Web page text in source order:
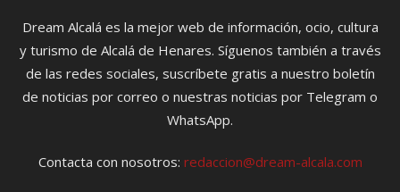
Dream Alcalá es la mejor web de información, ocio, cultura
y turismo de Alcalá de Henares. Síguenos también a través
de las redes sociales, suscríbete gratis a nuestro boletín
de noticias por correo o nuestras noticias por Telegram o
WhatsApp.
Contacta con nosotros: redaccion@dream-alcala.com